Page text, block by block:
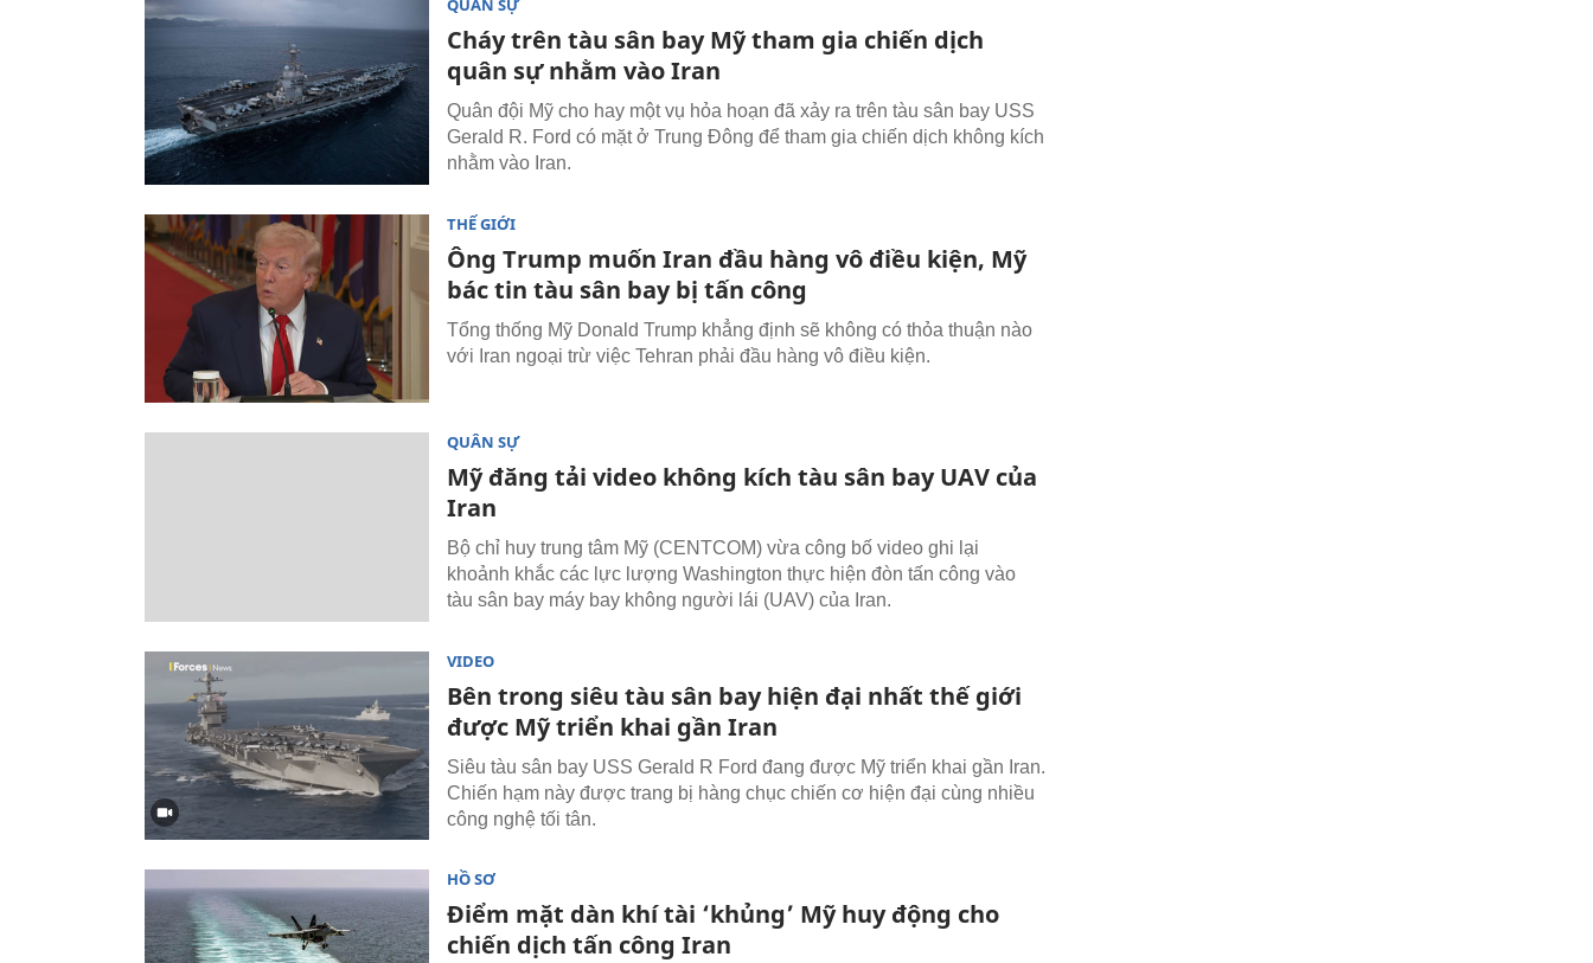
QUÂN SỰ
Cháy trên tàu sân bay Mỹ tham gia chiến dịch
quân sự nhằm vào Iran
Quân đội Mỹ cho hay một vụ hỏa hoạn đã xảy ra trên tàu sân bay USS
Gerald R. Ford có mặt ở Trung Đông để tham gia chiến dịch không kích
nhằm vào Iran.
THẾ GIỚI
Ông Trump muốn Iran đầu hàng vô điều kiện, Mỹ
bác tin tàu sân bay bị tấn công
Tổng thống Mỹ Donald Trump khẳng định sẽ không có thỏa thuận nào
với Iran ngoại trừ việc Tehran phải đầu hàng vô điều kiện.
QUÂN SỰ
Mỹ đăng tải video không kích tàu sân bay UAV của
Iran
Bộ chỉ huy trung tâm Mỹ (CENTCOM) vừa công bố video ghi lại
khoảnh khắc các lực lượng Washington thực hiện đòn tấn công vào
tàu sân bay máy bay không người lái (UAV) của Iran.
VIDEO
Bên trong siêu tàu sân bay hiện đại nhất thế giới
được Mỹ triển khai gần Iran
Siêu tàu sân bay USS Gerald R Ford đang được Mỹ triển khai gần Iran.
Chiến hạm này được trang bị hàng chục chiến cơ hiện đại cùng nhiều
công nghệ tối tân.
HỒ SƠ
Điểm mặt dàn khí tài ‘khủng’ Mỹ huy động cho
chiến dịch tấn công Iran